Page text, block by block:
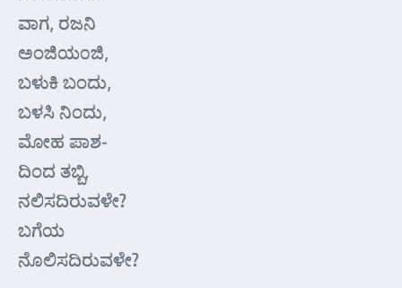
ವಾಗ, ರಜನಿ
ಅಂಜಿಯ೦ಜಿ,
ಬಳುಕಿ ಬಂದು,
ಬಳಸಿ ನಿಂದು,
ಮೋಹ ಪಾಶ-
ದಿಂದ ತಬ್ಬಿ,
ನಲಿಸದಿರುವಳೇ?
ಬಗೆಯ
ನೊಲಿಸದಿರುವಳೇ?